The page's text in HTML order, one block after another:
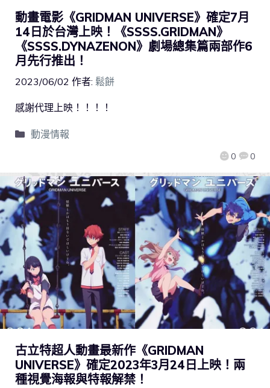
動畫電影《GRIDMAN UNIVERSE》確定7月
14日於台灣上映！《SSSS.GRIDMAN》
《SSSS.DYNAZENON》劇場總集篇兩部作6
月先行推出！
2023/06/02 作者: 鬆餅
0 0
感謝代理上映！！！！
動漫情報
古立特超人動畫最新作《GRIDMAN
UNIVERSE》確定2023年3月24日上映！兩
種視覺海報與特報解禁！